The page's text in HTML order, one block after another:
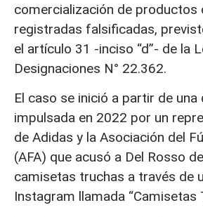
comercialización de productos
registradas falsificadas,
el artículo 31 -inciso “d”- de la
Designaciones N° 22.362.
El caso se inició a partir de una
impulsada en 2022 por un
de Adidas y la Asociación del
(AFA) que acusó a Del Rosso
camisetas truchas a través de
Instagram llamada “Camisetas